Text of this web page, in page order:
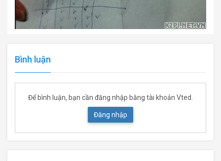
Bình luận
Để bình luận, bạn cần đăng nhập bằng tài khoản Vted.
Đăng nhập